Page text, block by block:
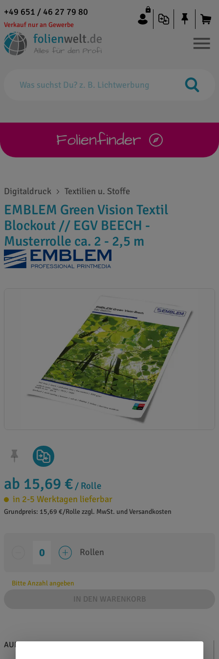
+49 651 / 46 27 79 80
Verkauf nur an Gewerbe
Folienfinder
Digitaldruck Textilien u. Stoffe
EMBLEM Green Vision Textil
Blockout // EGV BEECH -
Musterrolle ca. 2 - 2,5 m
ab 15,69 € / Rolle
in 2-5 Werktagen lieferbar
Grundpreis: 15,69 €/Rolle zzgl. MwSt. und Versandkosten
Rollen
Bitte Anzahl angeben
IN DEN WARENKORB
AUF EINEN BLICK